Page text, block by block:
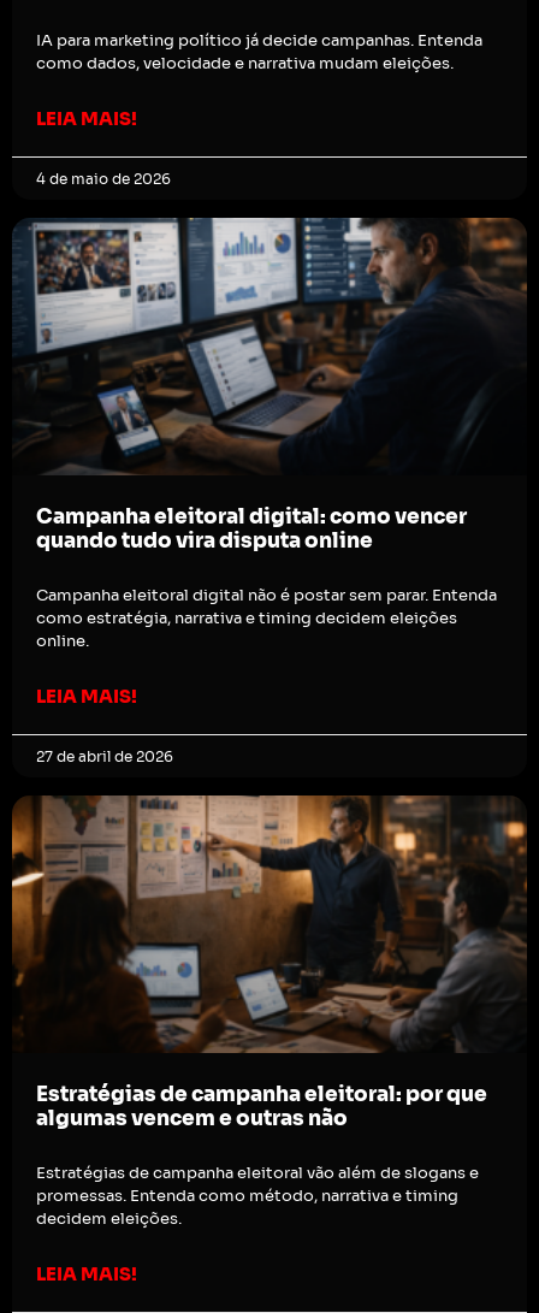
IA para marketing político já decide campanhas. Entenda
como dados, velocidade e narrativa mudam eleições.
LEIA MAIS!
4 de maio de 2026
Campanha eleitoral digital: como vencer
quando tudo vira disputa online
Campanha eleitoral digital não é postar sem parar. Entenda
como estratégia, narrativa e timing decidem eleições
online.
LEIA MAIS!
27 de abril de 2026
Estratégias de campanha eleitoral: por que
algumas vencem e outras não
Estratégias de campanha eleitoral vão além de slogans e
promessas. Entenda como método, narrativa e timing
decidem eleições.
LEIA MAIS!